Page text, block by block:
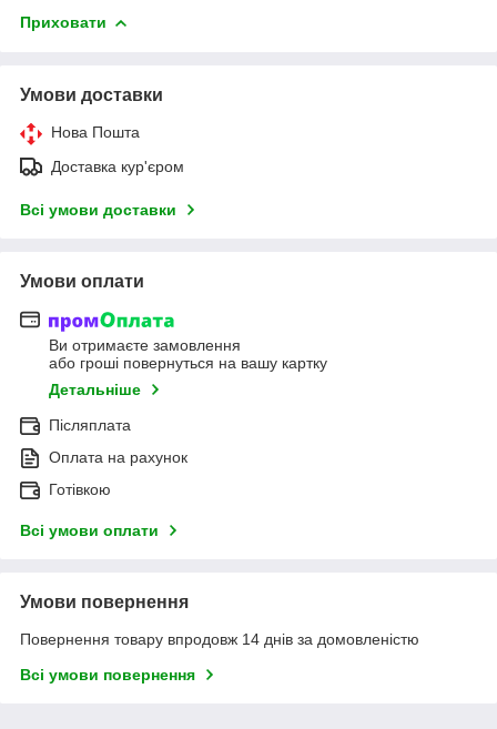
Приховати
Умови доставки
Нова Пошта
Доставка кур'єром
Всі умови доставки
Умови оплати
Ви отримаєте замовлення
або гроші повернуться на вашу картку
Детальніше
Післяплата
Оплата на рахунок
Готівкою
Всі умови оплати
Умови повернення
Повернення товару впродовж 14 днів за домовленістю
Всі умови повернення